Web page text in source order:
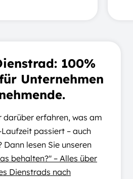
100%
Unternehmen
darüber erfahren, was am
passiert – auch
Dann lesen Sie unseren
behalten?" – Alles über
Dienstrads nach